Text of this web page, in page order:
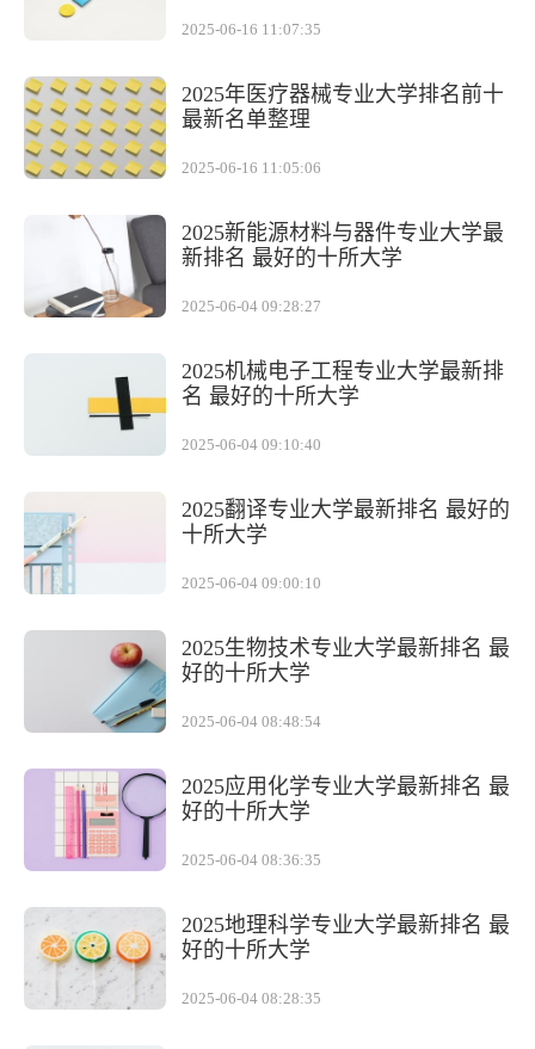
2025-06-16 11:07:35
2025年医疗器械专业大学排名前十
最新名单整理
2025-06-16 11:05:06
2025新能源材料与器件专业大学最
新排名 最好的十所大学
2025-06-04 09:28:27
2025机械电子工程专业大学最新排
名 最好的十所大学
2025-06-04 09:10:40
2025翻译专业大学最新排名 最好的
十所大学
2025-06-04 09:00:10
2025生物技术专业大学最新排名 最
好的十所大学
2025-06-04 08:48:54
2025应用化学专业大学最新排名 最
好的十所大学
2025-06-04 08:36:35
2025地理科学专业大学最新排名 最
好的十所大学
2025-06-04 08:28:35